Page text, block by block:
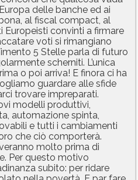
delle banche ed ai
al fiscal compact, al
Europeisti convinti a firmare
voti si rimangiano
5 Stelle parla di futuro
scherniti. L’unica
o poi arriva! E finora ci ha
guardare alle sfide
trovare impreparati.
modelli produttivi,
automazione spinta,
e tutti i cambiamenti
che ciò comporterà.
molto prima di
Per questo motivo
subito: per ridare